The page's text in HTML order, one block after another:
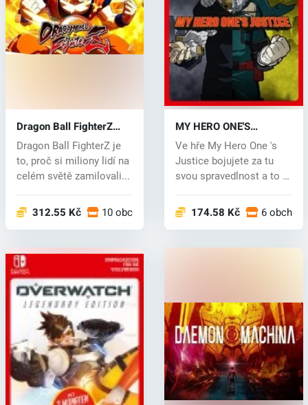
Dragon Ball FighterZ
(Switch) key
Dragon Ball FighterZ je
to, proč si miliony lidí na
celém světě zamilovali...
312.55 Kč 10 obchodech
MY HERO ONE'S
JUSTICE (Switch) key
Ve hře My Hero One 's
Justice bojujete za tu
svou spravedlnost a to ať
174.58 Kč 6